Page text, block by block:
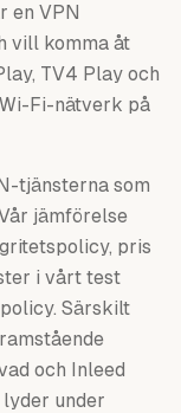
en VPN
vill komma åt
TV4 Play och
Fi-nätverk på
tjänsterna som
jämförelse
pris
i vårt test
Särskilt
och Inleed
under